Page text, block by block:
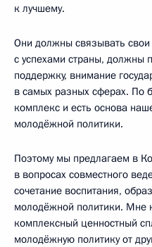
к лучшему.
Они должны связывать
с успехами страны, должны
поддержку, внимание
в самых разных сферах. По
комплекс и есть основа
молодёжной политики.
Поэтому мы предлагаем в
в вопросах совместного
сочетание воспитания,
молодёжной политики. Мне
комплексный ценностный
молодёжную политику от